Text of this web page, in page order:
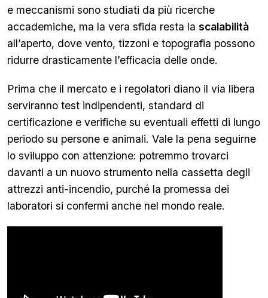
e meccanismi sono studiati da più ricerche
accademiche, ma la vera sfida resta la scalabilità
all’aperto, dove vento, tizzoni e topografia possono
ridurre drasticamente l’efficacia delle onde.
Prima che il mercato e i regolatori diano il via libera
serviranno test indipendenti, standard di
certificazione e verifiche su eventuali effetti di lungo
periodo su persone e animali. Vale la pena seguirne
lo sviluppo con attenzione: potremmo trovarci
davanti a un nuovo strumento nella cassetta degli
attrezzi anti-incendio, purché la promessa dei
laboratori si confermi anche nel mondo reale.